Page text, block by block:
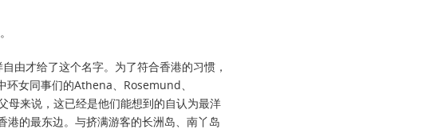
由才给了这个名字。为了符合香港的习惯，
环女同事们的Athena、Rosemund、
母来说，这已经是他们能想到的自认为最洋
港的最东边。与挤满游客的长洲岛、南丫岛